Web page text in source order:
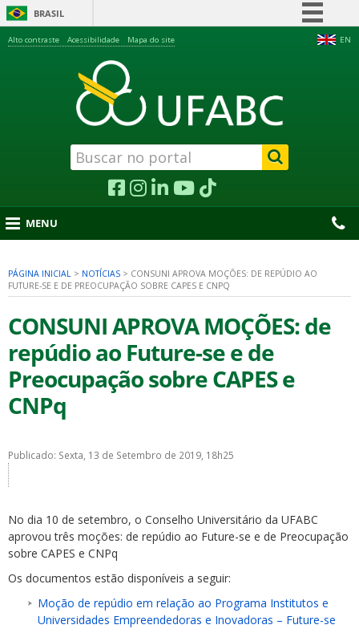
BRASIL
Acesso à informação
Legislação
Canais
EN
Alto contraste Acessibilidade Mapa do site
MENU
PÁGINA INICIAL > NOTÍCIAS > CONSUNI APROVA MOÇÕES: DE REPÚDIO AO
FUTURE-SE E DE PREOCUPAÇÃO SOBRE CAPES E CNPQ
CONSUNI APROVA MOÇÕES: de
repúdio ao Future-se e de
Preocupação sobre CAPES e
CNPq
Publicado: Sexta, 13 de Setembro de 2019, 18h25
No dia 10 de setembro, o Conselho Universitário da UFABC
aprovou três moções: de repúdio ao Future-se e de Preocupação
sobre CAPES e CNPq
Os documentos estão disponíveis a seguir:
Moção de repúdio em relação ao Programa Institutos e
Universidades Empreendedoras e Inovadoras – Future-se